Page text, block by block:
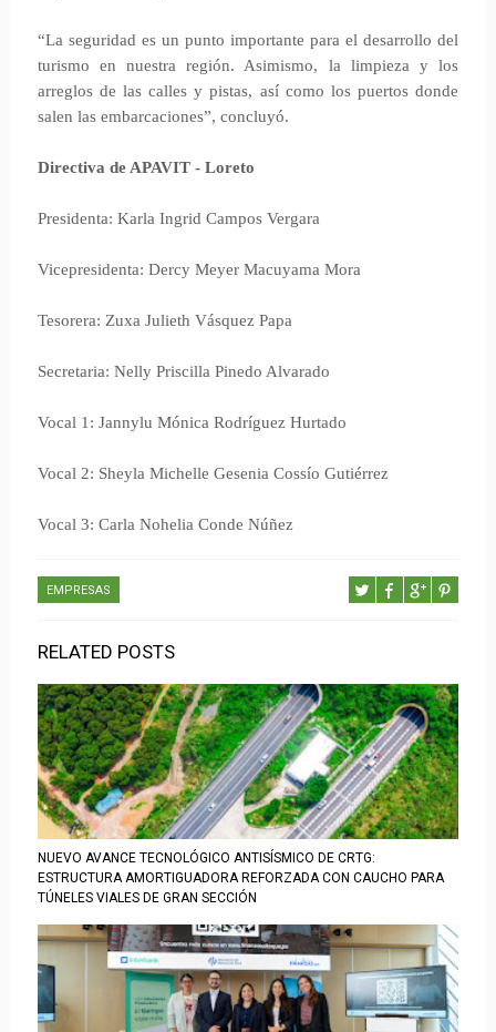
“La seguridad es un punto importante para el desarrollo del
turismo en nuestra región. Asimismo, la limpieza y los
arreglos de las calles y pistas, así como los puertos donde
salen las embarcaciones”, concluyó.
Directiva de APAVIT - Loreto
Presidenta: Karla Ingrid Campos Vergara
Vicepresidenta: Dercy Meyer Macuyama Mora
Tesorera: Zuxa Julieth Vásquez Papa
Secretaria: Nelly Priscilla Pinedo Alvarado
Vocal 1: Jannylu Mónica Rodríguez Hurtado
Vocal 2: Sheyla Michelle Gesenia Cossío Gutiérrez
Vocal 3: Carla Nohelia Conde Núñez
EMPRESAS
RELATED POSTS
NUEVO AVANCE TECNOLÓGICO ANTISÍSMICO DE CRTG:
ESTRUCTURA AMORTIGUADORA REFORZADA CON CAUCHO PARA
TÚNELES VIALES DE GRAN SECCIÓN